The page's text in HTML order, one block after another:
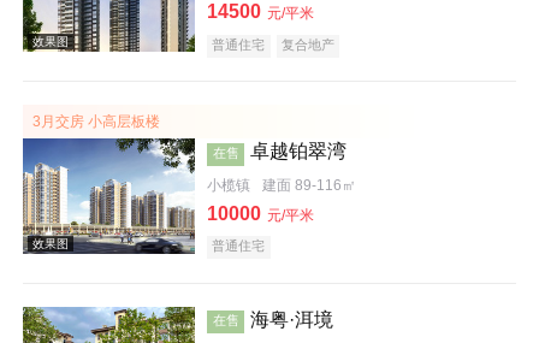
效果图
14500 元/平米
普通住宅 复合地产
3月交房 小高层板楼
在售 卓越铂翠湾
小榄镇 建面 89-116㎡
10000 元/平米
普通住宅
在售 海粤·洱境